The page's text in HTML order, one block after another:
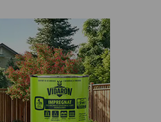
firma ta produkuje na
ale także całą gamę
zliczyć. Nasz sklep także
asortymentem firmy bosch.
odkurzacze ogrodowe,
elektryczne, tak bardzo
oraz naprawianiu licznych